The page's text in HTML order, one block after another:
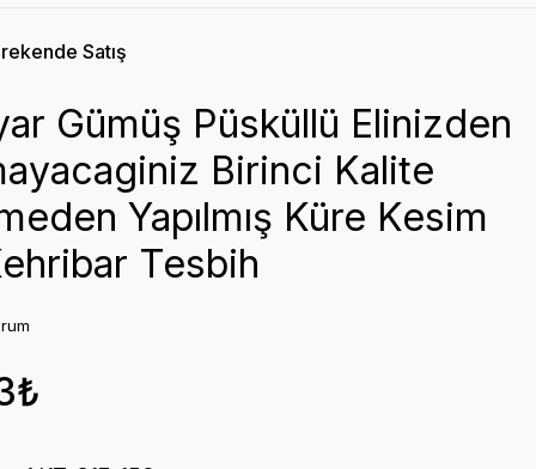
Satış
Gümüş Püsküllü Elinizden
Birinci Kalite
Yapılmış Küre Kesim
Tesbih